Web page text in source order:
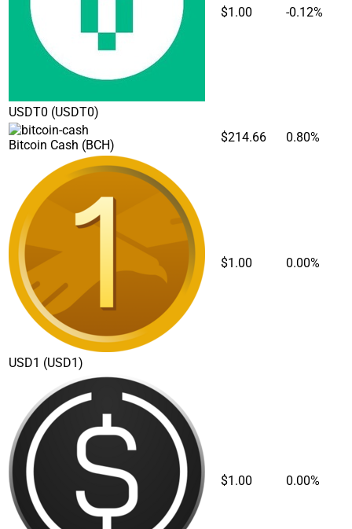
USDT0 (USDT0)
$1.00 -0.12%
Bitcoin Cash (BCH)
$214.66 0.80%
USD1 (USD1)
$1.00 0.00%
$1.00 0.00%